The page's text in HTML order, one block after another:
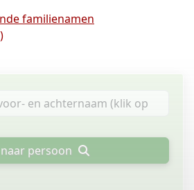
familienamen
persoon